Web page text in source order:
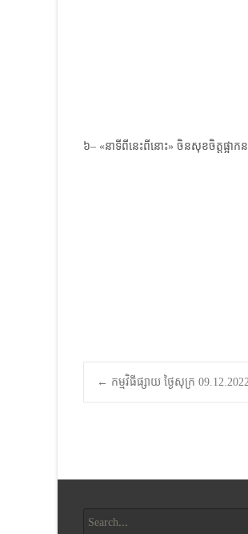
៦– «នាទីពីនេះពីនោះ»​ ចិនសុខចិត្តផ្អា
Post
← កម្មវិធីផ្សាយ ថ្ងៃសុក្រ
for: